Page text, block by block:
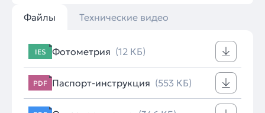
Файлы Технические видео
IES Фотометрия (12 КБ)
PDF Паспорт-инструкция (553 КБ)